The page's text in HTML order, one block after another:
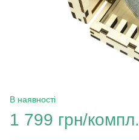
В наявності
1 799 грн/компл.